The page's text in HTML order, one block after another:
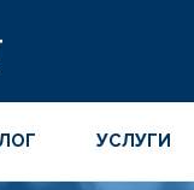
УСЛУГИ